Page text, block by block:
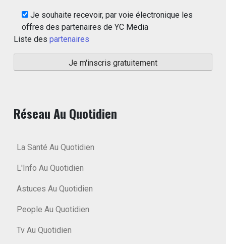
Je souhaite recevoir, par voie électronique les
offres des partenaires de YC Media
Liste des partenaires
Réseau Au Quotidien
La Santé Au Quotidien
L'Info Au Quotidien
Astuces Au Quotidien
People Au Quotidien
Tv Au Quotidien